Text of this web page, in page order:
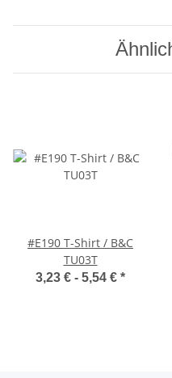
#E190 T-Shirt / B&C
TU03T
3,23 € - 5,54 € *